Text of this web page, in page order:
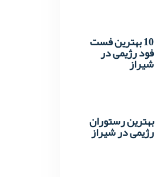
10 بهترین فست
فود رژیمی در
شیراز
بهترین رستوران
رژیمی در شیراز